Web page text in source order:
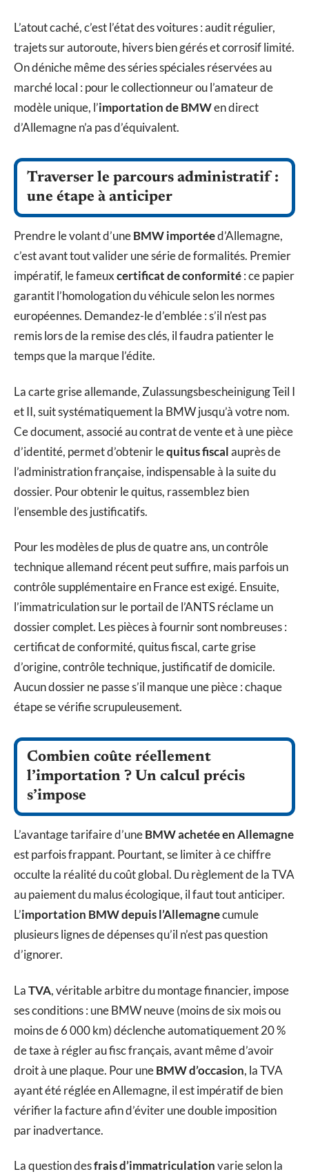
L’atout caché, c’est l’état des voitures : audit régulier,
trajets sur autoroute, hivers bien gérés et corrosif limité.
On déniche même des séries spéciales réservées au
marché local : pour le collectionneur ou l’amateur de
modèle unique, l’importation de BMWen direct
d’Allemagne n’a pas d’équivalent.
Traverser le parcours administratif :
une étape à anticiper
Prendre le volant d’uneBMW importéed’Allemagne,
c’est avant tout valider une série de formalités. Premier
impératif, le fameuxcertificat de conformité: ce papier
garantit l’homologation du véhicule selon les normes
européennes. Demandez-le d’emblée : s’il n’est pas
remis lors de la remise des clés, il faudra patienter le
temps que la marque l’édite.
La carte grise allemande, Zulassungsbescheinigung Teil I
et II, suit systématiquement la BMW jusqu’à votre nom.
Ce document, associé au contrat de vente et à une pièce
d’identité, permet d’obtenir lequitus fiscalauprès de
l’administration française, indispensable à la suite du
dossier. Pour obtenir le quitus, rassemblez bien
l’ensemble des justificatifs.
Pour les modèles de plus de quatre ans, un contrôle
technique allemand récent peut suffire, mais parfois un
contrôle supplémentaire en France est exigé. Ensuite,
l’immatriculation sur le portail de l’ANTS réclame un
dossier complet. Les pièces à fournir sont nombreuses :
certificat de conformité, quitus fiscal, carte grise
d’origine, contrôle technique, justificatif de domicile.
Aucun dossier ne passe s’il manque une pièce : chaque
étape se vérifie scrupuleusement.
Combien coûte réellement
l’importation ? Un calcul précis
s’impose
L’avantage tarifaire d’uneBMW achetée en Allemagne
est parfois frappant. Pourtant, se limiter à ce chiffre
occulte la réalité du coût global. Du règlement de la TVA
au paiement du malus écologique, il faut tout anticiper.
L’importation BMW depuis l’Allemagnecumule
plusieurs lignes de dépenses qu’il n’est pas question
d’ignorer.
LaTVA, véritable arbitre du montage financier, impose
ses conditions : une BMW neuve (moins de six mois ou
moins de 6 000 km) déclenche automatiquement 20 %
de taxe à régler au fisc français, avant même d’avoir
droit à une plaque. Pour uneBMW d’occasion, la TVA
ayant été réglée en Allemagne, il est impératif de bien
vérifier la facture afin d’éviter une double imposition
par inadvertance.
La question desfrais d’immatriculationvarie selon la